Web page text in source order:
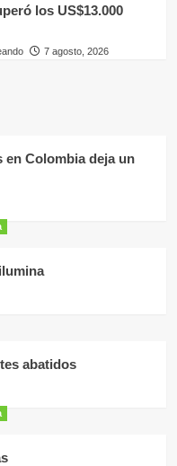
los US$13.000
7 agosto, 2026
Colombia deja un
abatidos